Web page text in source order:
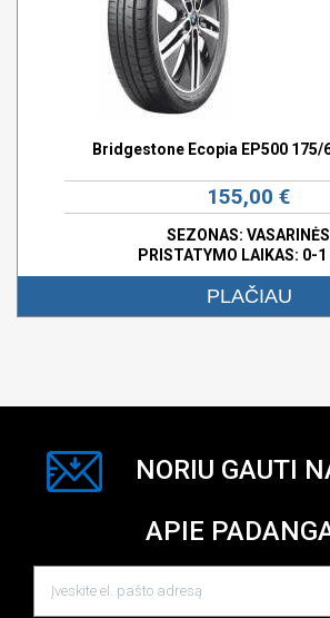
Bridgestone Ecopia EP500 175/
155,00 €
SEZONAS: VASARINĖS
PRISTATYMO LAIKAS: 0-1
PLAČIAU
NORIU GAUTI
APIE